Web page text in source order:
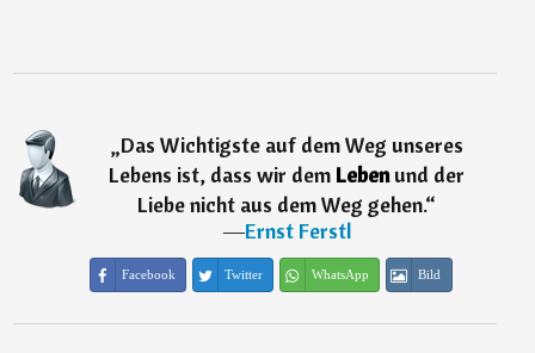
„Das Wichtigste auf dem Weg unseres
Lebens ist, dass wir dem Lebenund der
Liebe nicht aus dem Weg gehen.“
―Ernst Ferstl
Facebook Twitter WhatsApp Bild